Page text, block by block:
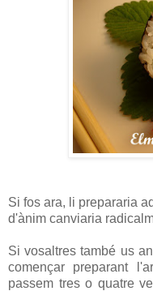
Si fos ara, li prepararia
d'ànim canviaria
Si vosaltres també us
començar preparant
passem tres o quatre